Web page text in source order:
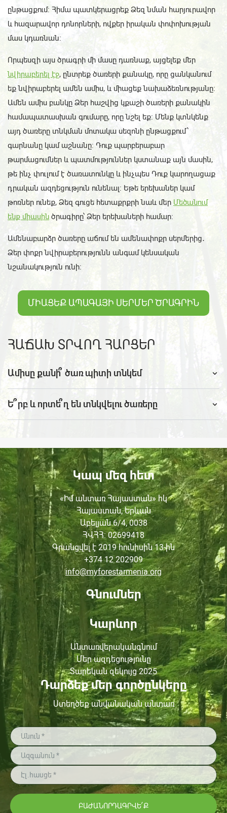
ընթացքում։ Հիմա պատկերացրեք Ձեզ նման հարյուրավոր
և հազարավոր դոնորների, ովքեր իրական փոփոխության
մաս կդառնան։
Որպեսզի այս ծրագրի մի մասը դառնաք, այցելեք մեր
նվիրաբերել էջ, ընտրեք ծառերի քանակը, որը ցանկանում
եք նվիրաբերել ամեն ամիս, և միացեք նախաձեռնությանը։
Ամեն ամիս բանկը Ձեր հաշվից կքաշի ծառերի քանակին
համապատասխան գումարը, որը նշել եք։ Մենք կտնկենք
այդ ծառերը տնկման մոտակա սեզոնի ընթացքում՝
գարնանը կամ աշնանը։ Դուք պարբերաբար
թարմացումներ և պատմություններ կստանաք այն մասին,
թե ինչ փուլում է ծառատունկը և ինչպես Դուք կարողացաք
դրական ազդեցություն ունենալ։ Եթե երեխաներ կամ
թոռներ ունեք, Ձեզ գուցե հետաքրքրի նաև մեր Մեծանում
ենք միասին ծրագիրը՝ Ձեր երեխաների համար։
Ամենաբարձր ծառերը աճում են ամենափոքր սերմերից․
Ձեր փոքր նվիրաբերությունն անգամ կենսական
նշանակություն ունի։
ՄԻԱՑԵՔ ԱՊԱԳԱՅԻ ՍԵՐՄԵՐ ԾՐԱԳՐԻՆ
ՀԱՃԱԽ ՏՐՎՈՂ ՀԱՐՑԵՐ
Ամիսը քանի՞ ծառ պիտի տնկեմ
Ե՞րբ և որտե՞ղ են տնկվելու ծառերը
Կապ մեզ հետ
«Իմ անտառ Հայաստան» հկ
Հայաստան, Երևան
Աբելյան 6/4, 0038
ՀՎՀՀ: 02699418
Գրանցվել է 2019 հունիսին13-ին
+374 12 202909
info@myforestarmenia.org
Գնումներ
Կարևոր
Անտառվերականգնում
Մեր ազդեցությունը
Տարեկան զեկույց 2025
Դարձեք մեր գործընկերը
Ստեղծեք անվանական անտառ
ԲԱԺԱՆՈՐԴԱԳՐՎԵ՛Ք